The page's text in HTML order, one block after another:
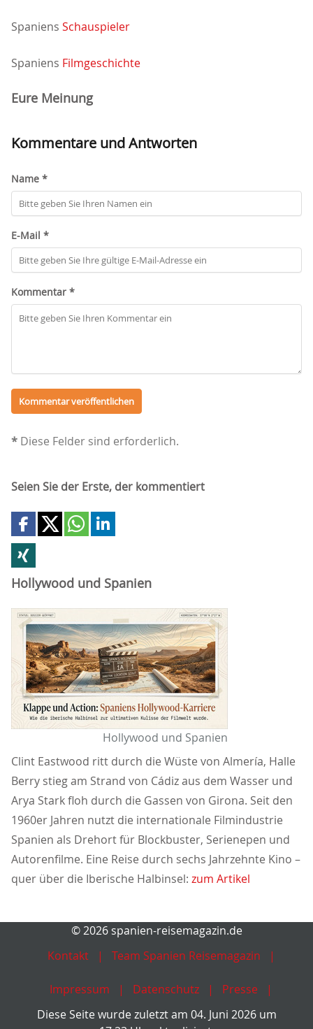
Spaniens Schauspieler
Spaniens Filmgeschichte
Eure Meinung
Kommentare und Antworten
Name *
E-Mail *
Kommentar *
* Diese Felder sind erforderlich.
Seien Sie der Erste, der kommentiert
Hollywood und Spanien
Hollywood und Spanien
Clint Eastwood ritt durch die Wüste von Almería, Halle
Berry stieg am Strand von Cádiz aus dem Wasser und
Arya Stark floh durch die Gassen von Girona. Seit den
1960er Jahren nutzt die internationale Filmindustrie
Spanien als Drehort für Blockbuster, Serienepen und
Autorenfilme. Eine Reise durch sechs Jahrzehnte Kino –
quer über die Iberische Halbinsel: zum Artikel
© 2026 spanien-reisemagazin.de
Kontakt
Team Spanien Reisemagazin
Impressum Datenschutz
Presse
Diese Seite wurde zuletzt am 04. Juni 2026 um